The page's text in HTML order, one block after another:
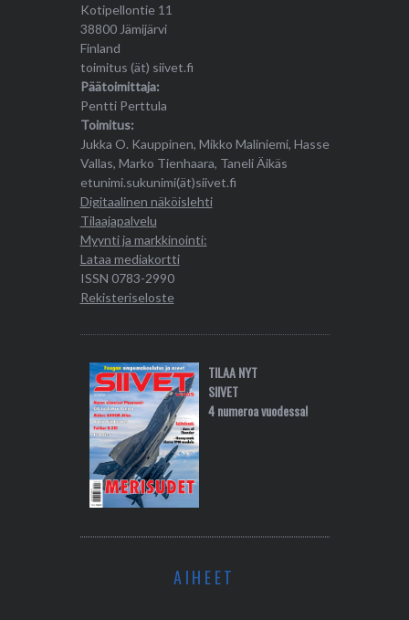
Kotipellontie 11
38800 Jämijärvi
Finland
toimitus (ät) siivet.fi
Päätoimittaja:
Pentti Perttula
Toimitus:
Jukka O. Kauppinen, Mikko Maliniemi, Hasse
Vallas, Marko Tienhaara, Taneli Äikäs
etunimi.sukunimi(ät)siivet.fi
Digitaalinen näköislehti
Tilaajapalvelu
Myynti ja markkinointi:
Lataa mediakortti
ISSN 0783-2990
Rekisteriseloste
TILAA NYT
SIIVET
4 numeroa vuodessa!
AIHEET